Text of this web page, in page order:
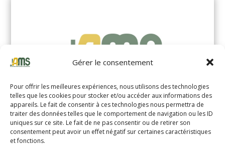
Gérer le consentement
Pour offrir les meilleures expériences, nous utilisons des technologies
telles que les cookies pour stocker et/ou accéder aux informations des
appareils. Le fait de consentir à ces technologies nous permettra de
traiter des données telles que le comportement de navigation ou les ID
uniques sur ce site. Le fait de ne pas consentir ou de retirer son
consentement peut avoir un effet négatif sur certaines caractéristiques
et fonctions.
YALE MS14XIL (2510)